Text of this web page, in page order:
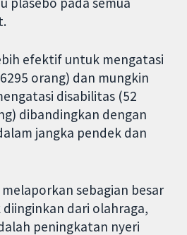
efektif untuk mengatasi
orang) dan mungkin
disabilitas (52
dibandingkan dengan
jangka pendek dan
sebagian besar
dari olahraga,
peningkatan nyeri